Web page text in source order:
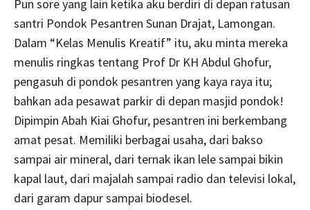
Pun sore yang lain ketika aku berdiri di depan ratusan
santri Pondok Pesantren Sunan Drajat, Lamongan.
Dalam “Kelas Menulis Kreatif” itu, aku minta mereka
menulis ringkas tentang Prof Dr KH Abdul Ghofur,
pengasuh di pondok pesantren yang kaya raya itu;
bahkan ada pesawat parkir di depan masjid pondok!
Dipimpin Abah Kiai Ghofur, pesantren ini berkembang
amat pesat. Memiliki berbagai usaha, dari bakso
sampai air mineral, dari ternak ikan lele sampai bikin
kapal laut, dari majalah sampai radio dan televisi lokal,
dari garam dapur sampai biodesel.